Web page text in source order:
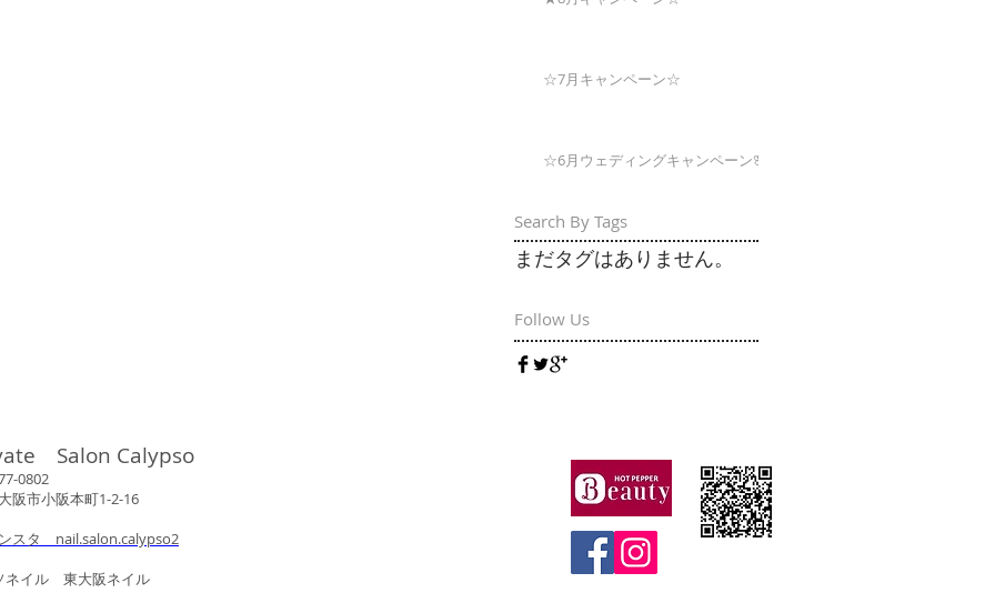
Search By Tags
☆7月キャンペーン☆
☆6月ウェディングキャンペーン🌸
まだタグはありません。
Follow Us
Salon Calypso
市小阪本町1-2-16
タ nail.salon.calypso2
東大阪ネイル